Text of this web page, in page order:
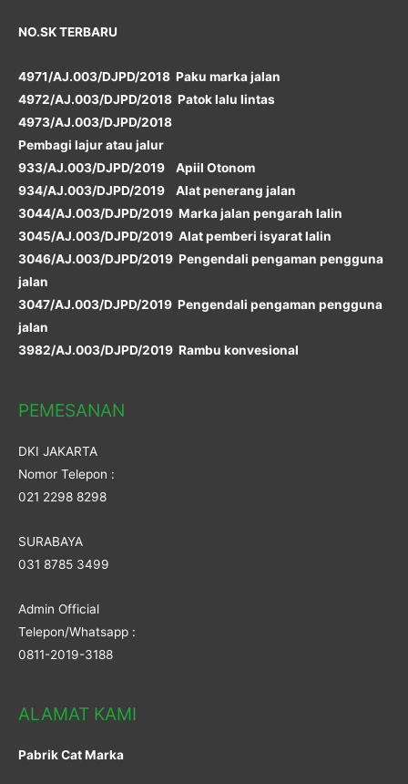
NO.SK TERBARU
4971/AJ.003/DJPD/2018 Paku marka jalan
4972/AJ.003/DJPD/2018 Patok lalu lintas
4973/AJ.003/DJPD/2018
Pembagi lajur atau jalur
933/AJ.003/DJPD/2019 Apiil Otonom
934/AJ.003/DJPD/2019 Alat penerang jalan
3044/AJ.003/DJPD/2019 Marka jalan pengarah lalin
3045/AJ.003/DJPD/2019 Alat pemberi isyarat lalin
3046/AJ.003/DJPD/2019 Pengendali pengaman pengguna
jalan
3047/AJ.003/DJPD/2019 Pengendali pengaman pengguna
jalan
3982/AJ.003/DJPD/2019 Rambu konvesional
PEMESANAN
DKI JAKARTA
Nomor Telepon :
021 2298 8298
SURABAYA
031 8785 3499
Admin Official
Telepon/Whatsapp :
0811-2019-3188
ALAMAT KAMI
Pabrik Cat Marka